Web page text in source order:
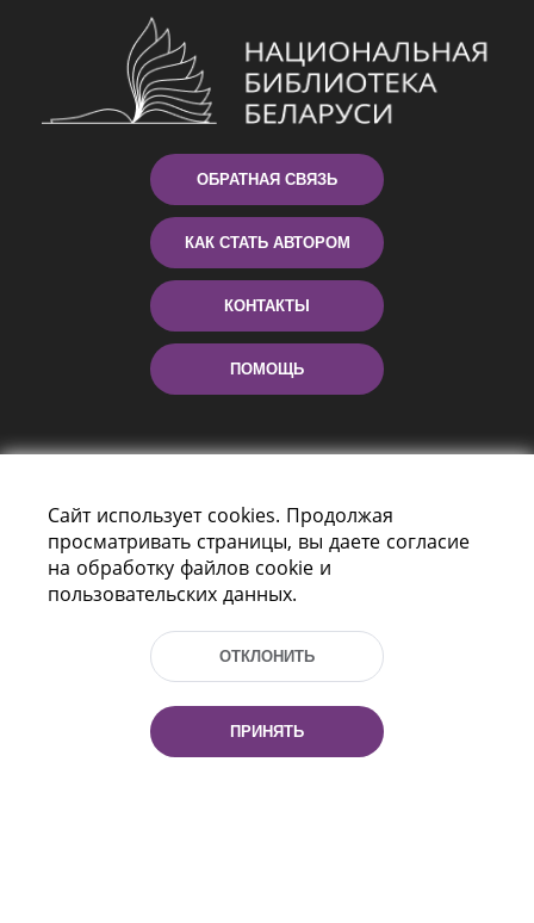
ОБРАТНАЯ СВЯЗЬ
КАК СТАТЬ АВТОРОМ
КОНТАКТЫ
ПОМОЩЬ
Пр-т Независимости 116
г. Минск, Республика Беларусь, 220114
Тел.: (+375 17) 368 37 37, Факс: (+375 17)
Эл. почта: inbox@nlb.by
Сайт использует cookies. Продолжая
просматривать страницы, вы даете согласие
на обработку файлов cookie и
пользовательских данных.
ОТКЛОНИТЬ
ПРИНЯТЬ